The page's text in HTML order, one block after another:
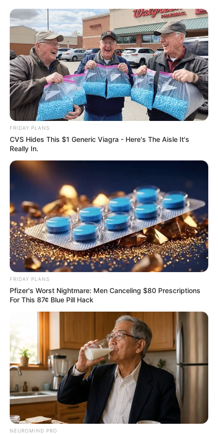
FRIDAY PLANS
CVS Hides This $1 Generic Viagra - Here's The Aisle It's
Really In.
FRIDAY PLANS
Pfizer's Worst Nightmare: Men Canceling $80 Prescriptions
For This 87¢ Blue Pill Hack
NEUROMIND PRO